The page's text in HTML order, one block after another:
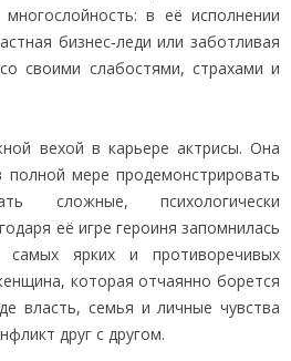
в её исполнении
бизнес‑леди или заботливая
своими слабостями, страхами и
вехой в карьере актрисы. Она
мере продемонстрировать
сложные, психологически
её игре героиня запомнилась
ярких и противоречивых
которая отчаянно борется
власть, семья и личные чувства
друг с другом.